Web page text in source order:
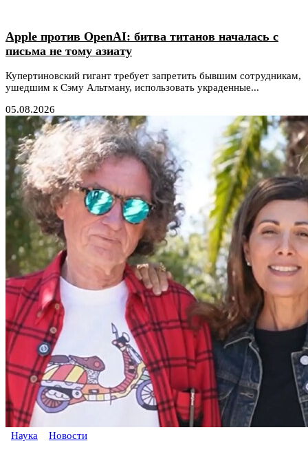
Apple против OpenAI: битва титанов началась с
письма не тому азиату
Купертиновский гигант требует запретить бывшим сотрудникам,
ушедшим к Сэму Альтману, использовать украденные...
05.08.2026
Наука Новости